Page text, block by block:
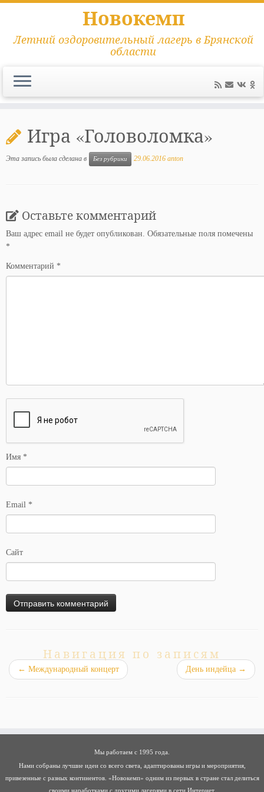
содержимому
Новокемп
Летний оздоровительный лагерь в Брянской
области
Игра «Головоломка»
Эта запись была сделана в Без рубрики 29.06.2016 anton
Оставьте комментарий
Ваш адрес email не будет опубликован. Обязательные поля помечены
*
Комментарий *
Имя *
Email *
Сайт
Навигация по записям
← Международный концерт День индейца →
Мы работаем с 1995 года.
Нами собраны лучшие идеи со всего света, адаптированы игры и мероприятия,
привезенные с разных континентов. «Новокемп» одним из первых в стране стал делиться
своими наработками с другими лагерями в сети Интернет.